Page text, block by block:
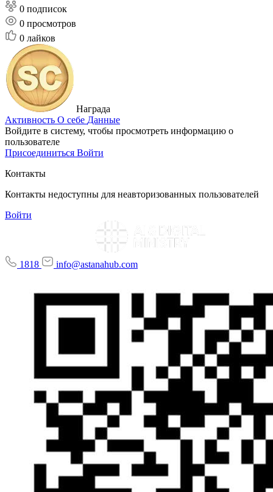
0 подписок
0 просмотров
0 лайков
Награда
Активность О себе Данные
Войдите в систему, чтобы просмотреть информацию о
пользователе
Присоединиться Войти
Контакты
Контакты недоступны для неавторизованных пользователей
Войти
1818 info@astanahub.com